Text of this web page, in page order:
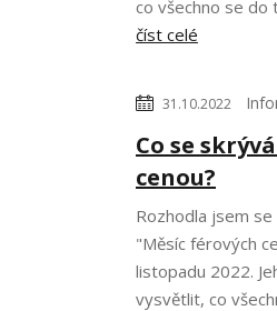
co všechno se do
číst celé
31.10.2022
Co se
cenou?
Rozhodla jsem
"Měsíc férových
listopadu 2022.
vysvětlit, co